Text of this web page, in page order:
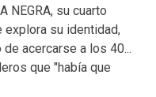
NEGRA, su cuarto
explora su identidad,
acercarse a los 40...
que "había que